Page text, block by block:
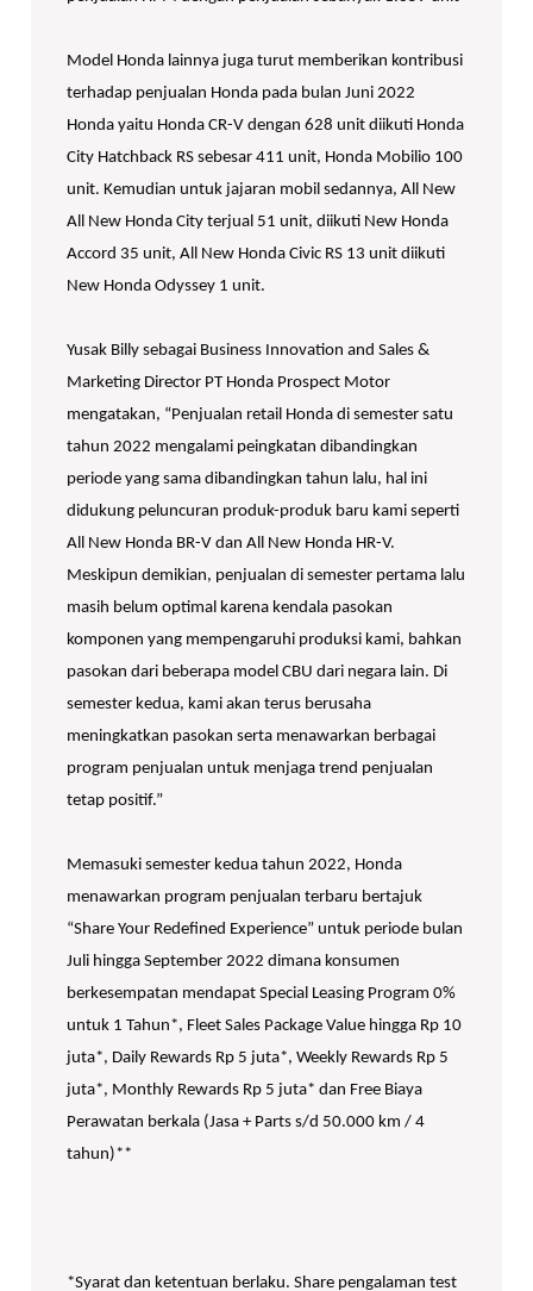
Model Honda lainnya juga turut memberikan kontribusi
terhadap penjualan Honda pada bulan Juni 2022
Honda yaitu Honda CR-V dengan 628 unit diikuti Honda
City Hatchback RS sebesar 411 unit, Honda Mobilio 100
unit. Kemudian untuk jajaran mobil sedannya, All New
All New Honda City terjual 51 unit, diikuti New Honda
Accord 35 unit, All New Honda Civic RS 13 unit diikuti
New Honda Odyssey 1 unit.
Yusak Billy sebagai Business Innovation and Sales &
Marketing Director PT Honda Prospect Motor
mengatakan, “Penjualan retail Honda di semester satu
tahun 2022 mengalami peingkatan dibandingkan
periode yang sama dibandingkan tahun lalu, hal ini
didukung peluncuran produk-produk baru kami seperti
All New Honda BR-V dan All New Honda HR-V.
Meskipun demikian, penjualan di semester pertama lalu
masih belum optimal karena kendala pasokan
komponen yang mempengaruhi produksi kami, bahkan
pasokan dari beberapa model CBU dari negara lain. Di
semester kedua, kami akan terus berusaha
meningkatkan pasokan serta menawarkan berbagai
program penjualan untuk menjaga trend penjualan
tetap positif.”
Memasuki semester kedua tahun 2022, Honda
menawarkan program penjualan terbaru bertajuk
“Share Your Redefined Experience” untuk periode bulan
Juli hingga September 2022 dimana konsumen
berkesempatan mendapat Special Leasing Program 0%
untuk 1 Tahun*, Fleet Sales Package Value hingga Rp 10
juta*, Daily Rewards Rp 5 juta*, Weekly Rewards Rp 5
juta*, Monthly Rewards Rp 5 juta* dan Free Biaya
Perawatan berkala (Jasa + Parts s/d 50.000 km / 4
tahun)**
*Syarat dan ketentuan berlaku. Share pengalaman test